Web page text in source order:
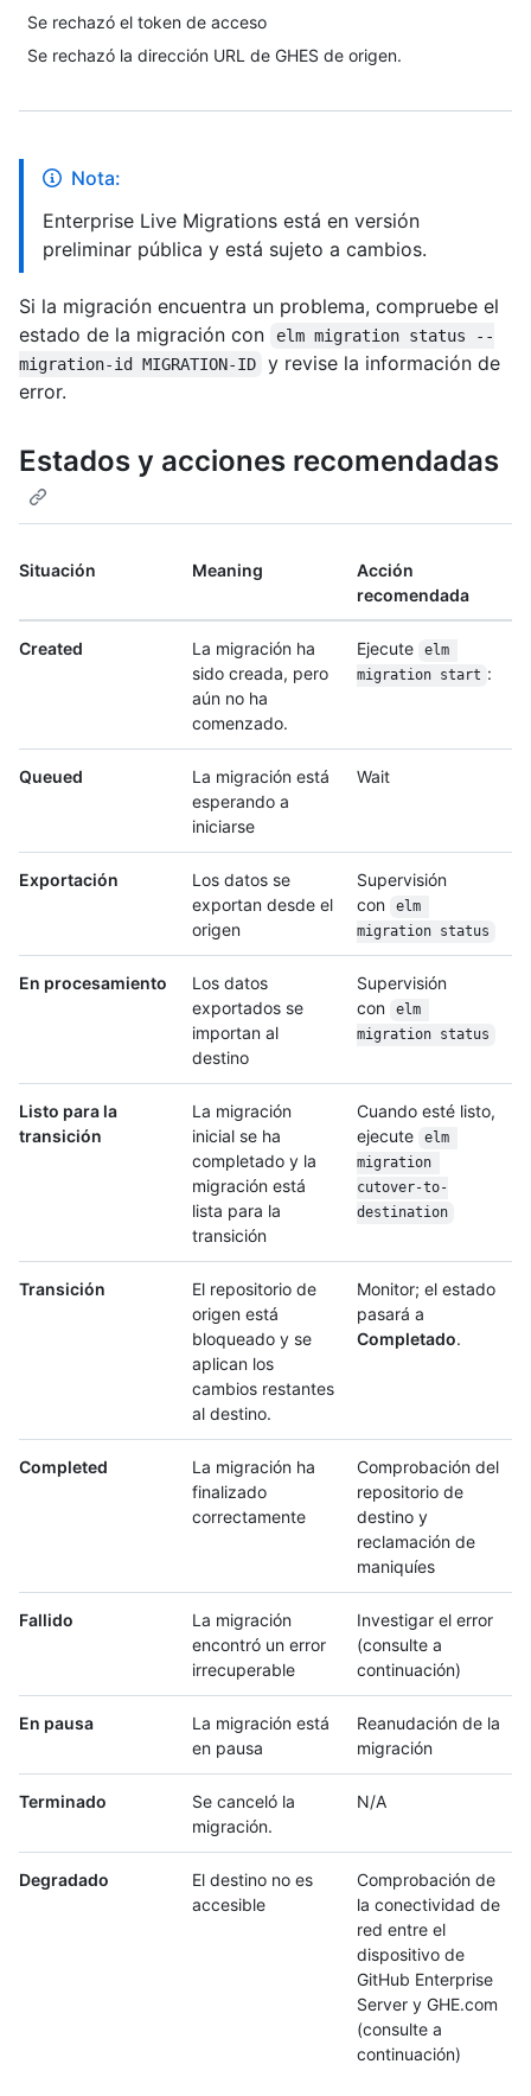
Se rechazó el token de acceso
Se rechazó la dirección URL de GHES de origen.
Nota:
Enterprise Live Migrations está en versión
preliminar pública y está sujeto a cambios.
Si la migración encuentra un problema, compruebe el
estado de la migración con
elm migration status --
migration-id MIGRATION-ID
y revise la información de
error.
Estados y acciones recomendadas
Situación Meaning
Acción
recomendada
Created
La migración ha
sido creada, pero
aún no ha
comenzado.
Ejecute
elm
migration start :
Queued
La migración está
esperando a
iniciarse
Wait
Exportación
Los datos se
exportan desde el
origen
Supervisión
con
elm
migration status
En procesamiento
Los datos
exportados se
importan al
destino
Supervisión
con
elm
migration status
Listo para la
transición
La migración
inicial se ha
completado y la
migración está
lista para la
transición
Cuando esté listo,
ejecute
elm
migration
cutover-to-
destination
Transición
El repositorio de
origen está
bloqueado y se
aplican los
cambios restantes
al destino.
Monitor; el estado
pasará a
Completado.
Completed
La migración ha
finalizado
correctamente
Comprobación del
repositorio de
destino y
reclamación de
maniquíes
Fallido
La migración
encontró un error
irrecuperable
Investigar el error
(consulte a
continuación)
En pausa
La migración está
en pausa
Reanudación de la
migración
Terminado
Se canceló la
migración.
N/A
Degradado
El destino no es
accesible
Comprobación de
la conectividad de
red entre el
dispositivo de
GitHub Enterprise
Server y GHE.com
(consulte a
continuación)